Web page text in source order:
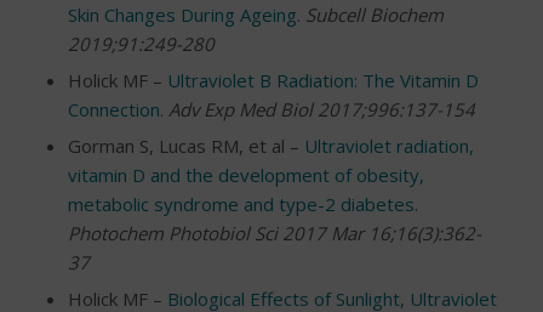
Skin Changes During Ageing. Subcell Biochem
2019;91:249-280
Holick MF – Ultraviolet B Radiation: The Vitamin D
Connection. Adv Exp Med Biol 2017;996:137-154
Gorman S, Lucas RM, et al – Ultraviolet radiation,
vitamin D and the development of obesity,
metabolic syndrome and type-2 diabetes.
Photochem Photobiol Sci 2017 Mar 16;16(3):362-
37
Holick MF – Biological Effects of Sunlight, Ultraviolet